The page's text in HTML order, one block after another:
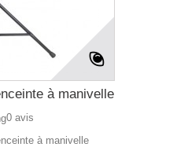
à manivelle
0 avis
à manivelle